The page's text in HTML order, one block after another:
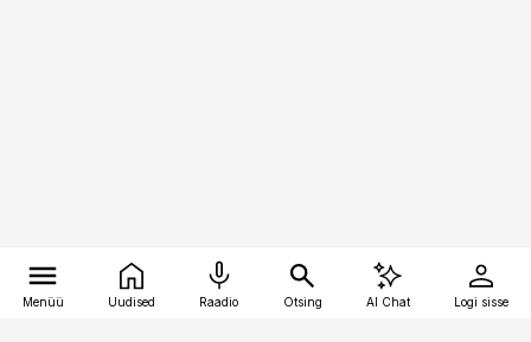
Menüü Uudised Raadio Otsing AI Chat Logi sisse